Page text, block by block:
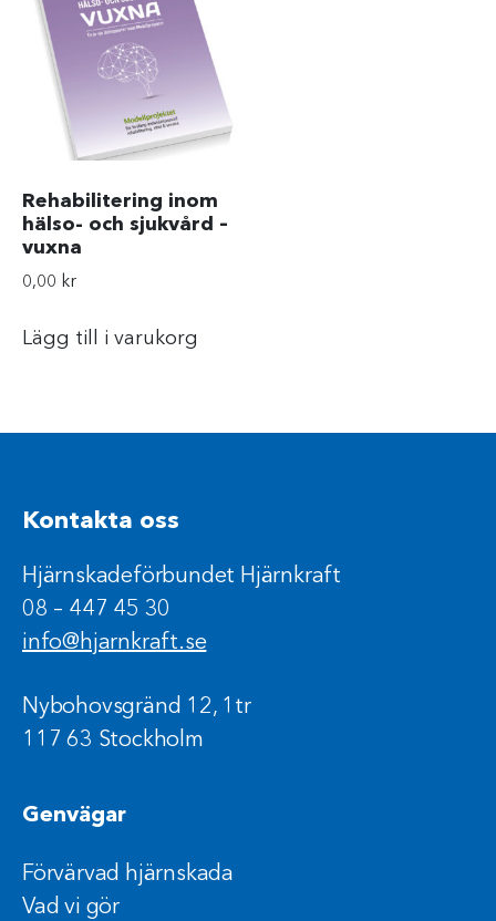
Rehabilitering inom
hälso- och sjukvård –
vuxna
0,00 kr
Lägg till i varukorg
Kontakta oss
Hjärnskadeförbundet Hjärnkraft
08 – 447 45 30
info@hjarnkraft.se
Nybohovsgränd 12, 1tr
117 63 Stockholm
Genvägar
Förvärvad hjärnskada
Vad vi gör